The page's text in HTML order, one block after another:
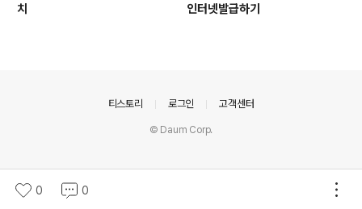
치
인터넷발급하기
0 0
티스토리 로그인 고객센터
© Daum Corp.